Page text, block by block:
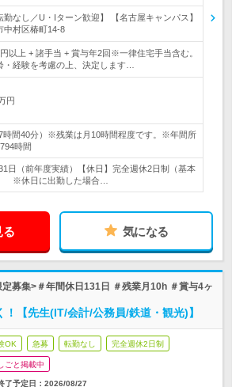
勤なし／U・Iターン歓迎】 【名古屋キャンパス】
中村区椿町14-8
以上 + 諸手当 + 賞与年2回※一律住宅手当含む。
経験を考慮の上、決定します…
円
時間40分）※残業は月10時間程度です。※年間所
時間
日（前年度実績）【休日】完全週休2日制（基本
※休日に出勤した場合…
る 気になる
募集>＃年間休日131日 ＃残業月10h ＃賞与4ヶ
【先生(IT/会計/公務員/鉄道・観光)】
OK 急募 転勤なし 完全週休2日制
ごと掲載中
了予定日： 2026/08/27